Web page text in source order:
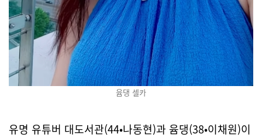
윰댕 셀카
유명 유튜버 대도서관(44·나동현)과 윰댕(38·이채원)이